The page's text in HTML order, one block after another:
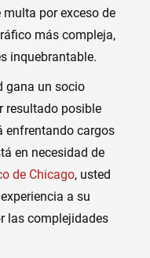
por exceso de
más compleja,
inquebrantable.
gana un socio
resultado posible
enfrentando cargos
en necesidad de
de Chicago, usted
a su
las complejidades